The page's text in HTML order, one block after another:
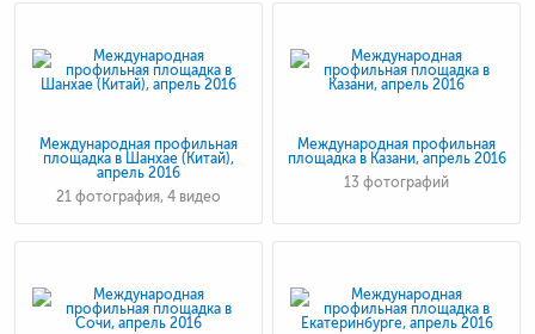
Международная профильная
площадка в Шанхае (Китай),
апрель 2016
21 фотография, 4 видео
Международная профильная
площадка в Казани, апрель 2016
13 фотографий